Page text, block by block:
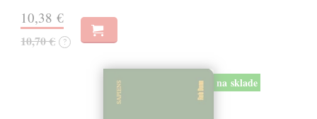
10,38 €
10,70 € ?
na sklade